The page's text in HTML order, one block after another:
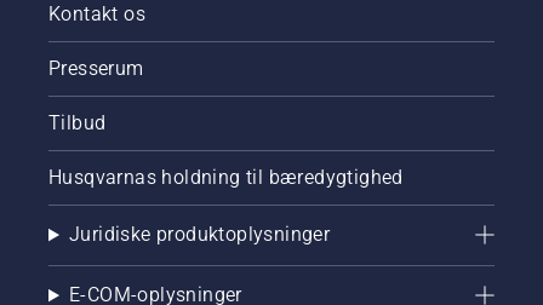
Kontakt os
Presserum
Tilbud
Husqvarnas holdning til bæredygtighed
Juridiske produktoplysninger
E-COM-oplysninger